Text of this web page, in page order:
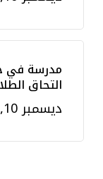
مدرسة في
التحاق
ديسمبر 10, 2024